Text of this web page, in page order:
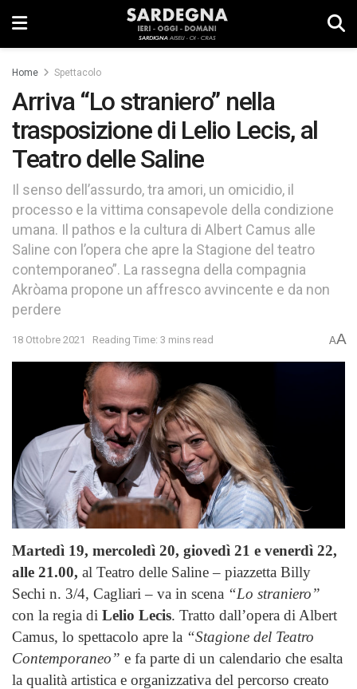
Home Spettacolo
Arriva “Lo straniero” nella
trasposizione di Lelio Lecis, al
Teatro delle Saline
Il senso dell’assurdo, tra amori, un omicidio, il
processo e la vittima consapevole della condizione
umana. Il pathos e la cultura di Albert Camus alle
Saline con l’opera che apre la Stagione del teatro
contemporaneo”. La rassegna della compagnia
Akròama propone un affresco avvincente e da non
perdere
18 Ottobre 2021 Reading Time: 3 mins read AA
Martedì 19, mercoledì 20, giovedì 21 e venerdì 22,
alle 21.00, al Teatro delle Saline – piazzetta Billy
Sechi n. 3/4, Cagliari – va in scena “Lo straniero”
con la regia di Lelio Lecis. Tratto dall’opera di Albert
Camus, lo spettacolo apre la “Stagione del Teatro
Contemporaneo” e fa parte di un calendario che esalta
la qualità artistica e organizzativa del percorso creato